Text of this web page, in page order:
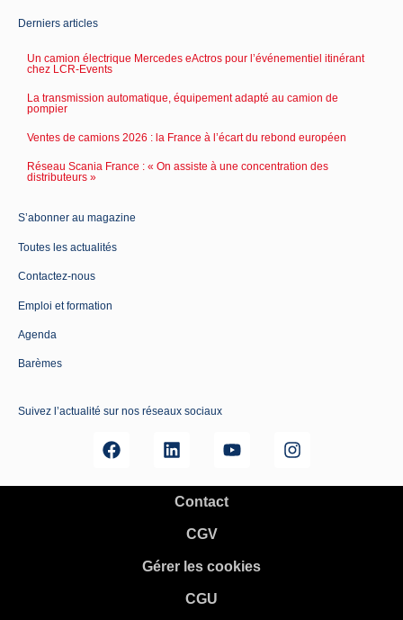
Derniers articles
Un camion électrique Mercedes eActros pour l’événementiel itinérant
chez LCR-Events
La transmission automatique, équipement adapté au camion de
pompier
Ventes de camions 2026 : la France à l’écart du rebond européen
Réseau Scania France : « On assiste à une concentration des
distributeurs »
S’abonner au magazine
Toutes les actualités
Contactez-nous
Emploi et formation
Agenda
Barèmes
Suivez l’actualité sur nos réseaux sociaux
Contact
CGV
Gérer les cookies
CGU